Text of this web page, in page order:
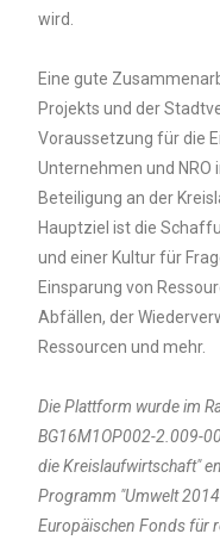
wird.
Eine gute
Projekts und der
Voraussetzung für die
Unternehmen und NRO
Beteiligung an der
Hauptziel ist die
und einer Kultur für
Einsparung von
Abfällen, der
Ressourcen und mehr.
Die Plattform wurde im
BG16M1OP002-2.009-
die Kreislaufwirtschaft"
Programm "Umwelt
Europäischen Fonds für